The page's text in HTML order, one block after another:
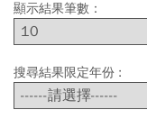
顯示結果筆數：
搜尋結果限定年份 :